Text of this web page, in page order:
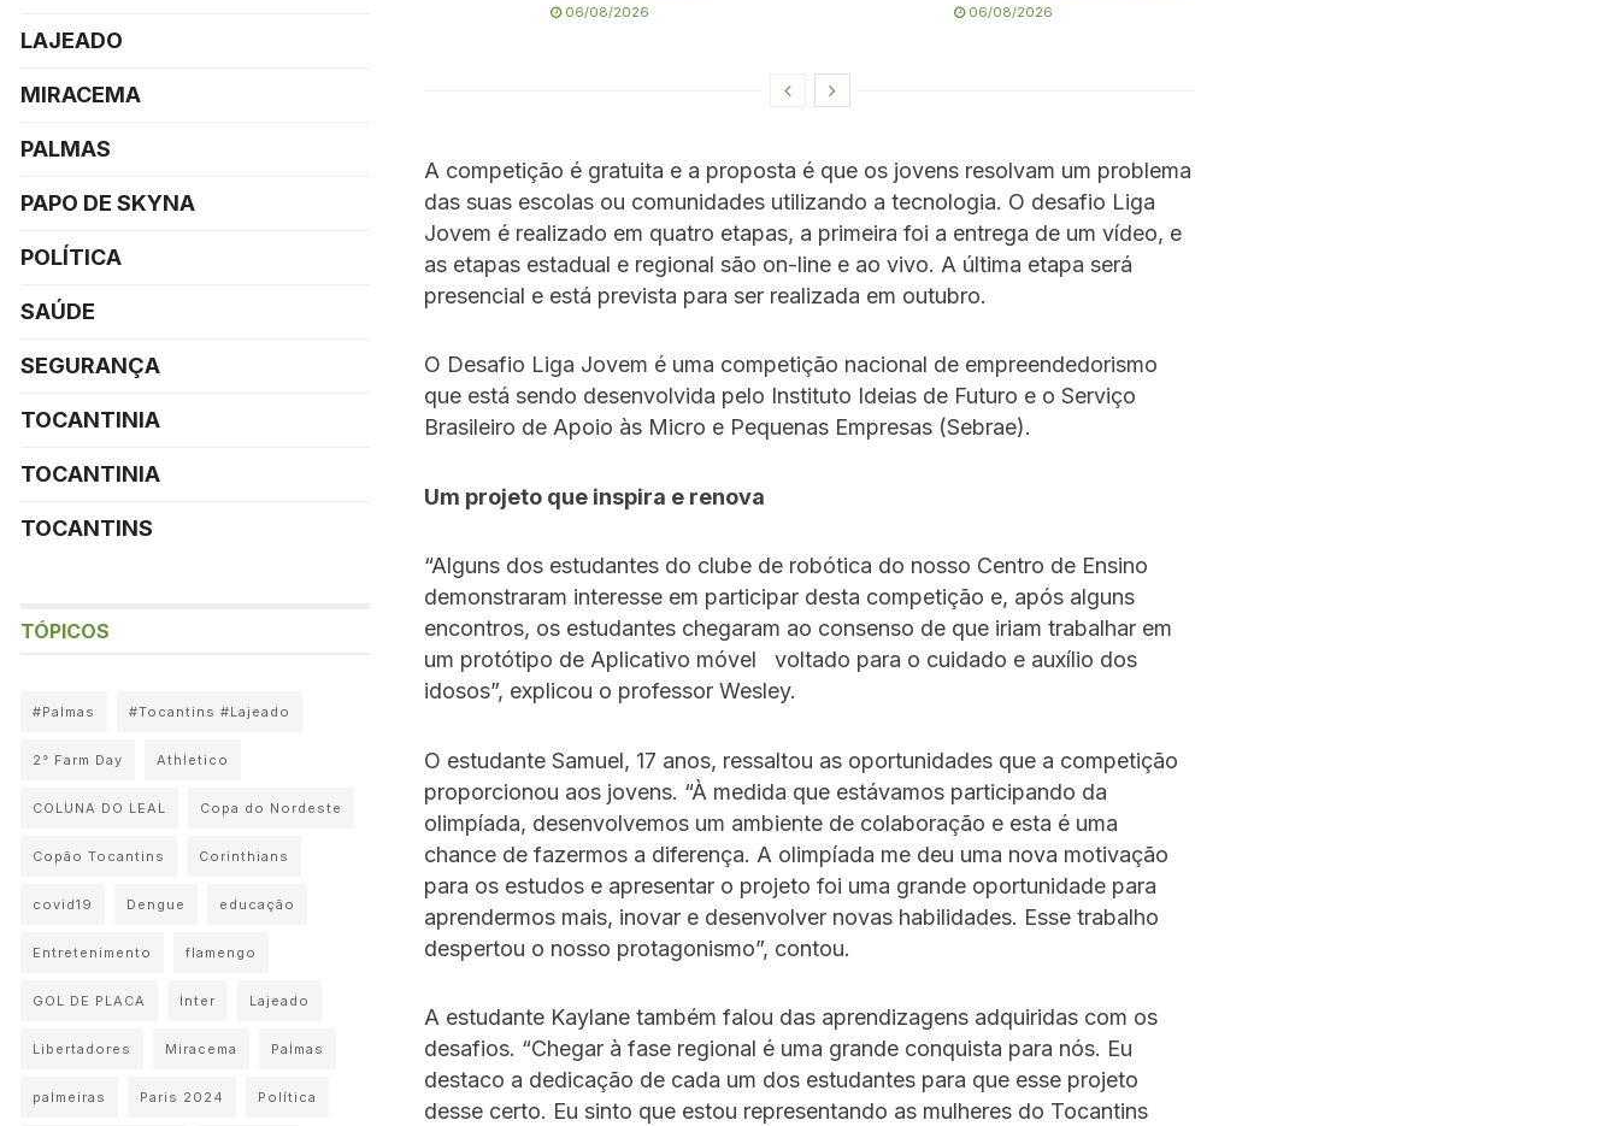
06/08/2026 06/08/2026
A competição é gratuita e a proposta é que os jovens resolvam um problema
das suas escolas ou comunidades utilizando a tecnologia. O desafio Liga
Jovem é realizado em quatro etapas, a primeira foi a entrega de um vídeo, e
as etapas estadual e regional são on-line e ao vivo. A última etapa será
presencial e está prevista para ser realizada em outubro.
O Desafio Liga Jovem é uma competição nacional de empreendedorismo
que está sendo desenvolvida pelo Instituto Ideias de Futuro e o Serviço
Brasileiro de Apoio às Micro e Pequenas Empresas (Sebrae).
Um projeto que inspira e renova
“Alguns dos estudantes do clube de robótica do nosso Centro de Ensino
demonstraram interesse em participar desta competição e, após alguns
encontros, os estudantes chegaram ao consenso de que iriam trabalhar em
um protótipo de Aplicativo móvel voltado para o cuidado e auxílio dos
idosos”, explicou o professor Wesley.
O estudante Samuel, 17 anos, ressaltou as oportunidades que a competição
proporcionou aos jovens. “À medida que estávamos participando da
olimpíada, desenvolvemos um ambiente de colaboração e esta é uma
chance de fazermos a diferença. A olimpíada me deu uma nova motivação
para os estudos e apresentar o projeto foi uma grande oportunidade para
aprendermos mais, inovar e desenvolver novas habilidades. Esse trabalho
despertou o nosso protagonismo”, contou.
A estudante Kaylane também falou das aprendizagens adquiridas com os
desafios. “Chegar à fase regional é uma grande conquista para nós. Eu
destaco a dedicação de cada um dos estudantes para que esse projeto
desse certo. Eu sinto que estou representando as mulheres do Tocantins
LAJEADO
MIRACEMA
PALMAS
PAPO DE SKYNA
POLÍTICA
SAÚDE
SEGURANÇA
TOCANTINIA
TOCANTINIA
TOCANTINS
TÓPICOS
#Palmas #Tocantins #Lajeado
2° Farm Day Athletico
COLUNA DO LEAL Copa do Nordeste
Copão Tocantins Corinthians
covid19 Dengue educação
Entretenimento flamengo
GOL DE PLACA Inter Lajeado
Libertadores Miracema Palmas
palmeiras Paris 2024 Política